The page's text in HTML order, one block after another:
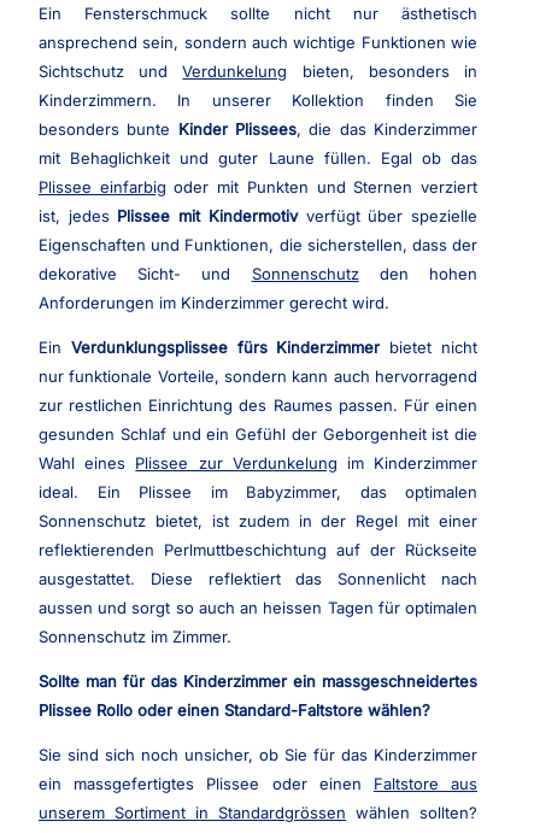
Ein Fensterschmuck sollte nicht nur ästhetisch
ansprechend sein, sondern auch wichtige Funktionen wie
Sichtschutz undVerdunkelung bieten, besonders in
Kinderzimmern. In unserer Kollektion finden Sie
besonders bunte Kinder Plissees, die das Kinderzimmer
mit Behaglichkeit und guter Laune füllen. Egal ob das
Plissee einfarbig oder mit Punkten und Sternen verziert
ist, jedes Plissee mit Kindermotivverfügt über spezielle
Eigenschaften und Funktionen, die sicherstellen, dass der
dekorative Sicht- und Sonnenschutzden hohen
Anforderungen im Kinderzimmer gerecht wird.
Ein Verdunklungsplissee fürs Kinderzimmerbietet nicht
nur funktionale Vorteile, sondern kann auch hervorragend
zur restlichen Einrichtung des Raumes passen. Für einen
gesunden Schlaf und ein Gefühl der Geborgenheit ist die
Wahl eines Plissee zur Verdunkelung im Kinderzimmer
ideal. Ein Plissee im Babyzimmer, das optimalen
Sonnenschutz bietet, ist zudem in der Regel mit einer
reflektierenden Perlmuttbeschichtung auf der Rückseite
ausgestattet. Diese reflektiert das Sonnenlicht nach
aussen und sorgt so auch an heissen Tagen für optimalen
Sonnenschutz im Zimmer.
Sollte man für das Kinderzimmer ein massgeschneidertes
Plissee Rollo oder einen Standard-Faltstore wählen?
Sie sind sich noch unsicher, ob Sie für das Kinderzimmer
ein massgefertigtes Plissee oder einen Faltstore aus
unserem Sortiment in Standardgrössen wählen sollten?